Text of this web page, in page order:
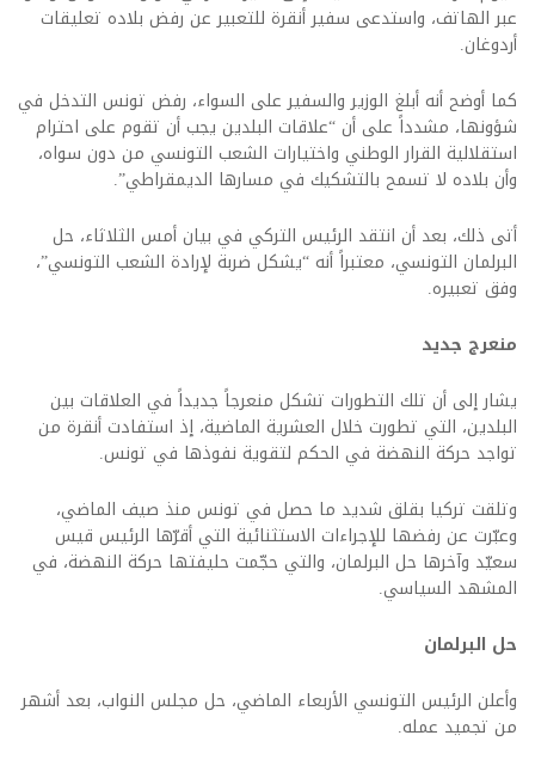
عبر الهاتف، واستدعى سفير أنقرة للتعبير عن رفض بلاده تعليقات
أردوغان.
كما أوضح أنه أبلغ الوزير والسفير على السواء، رفض تونس التدخل في
شؤونها، مشدداً على أن “علاقات البلدين يجب أن تقوم على احترام
استقلالية القرار الوطني واختيارات الشعب التونسي من دون سواه،
وأن بلاده لا تسمح بالتشكيك في مسارها الديمقراطي”.
أتى ذلك، بعد أن انتقد الرئيس التركي في بيان أمس الثلاثاء، حل
البرلمان التونسي، معتبراً أنه “يشكل ضربة لإرادة الشعب التونسي”،
وفق تعبيره.
منعرج جديد
يشار إلى أن تلك التطورات تشكل منعرجاً جديداً في العلاقات بين
البلدين، التي تطورت خلال العشرية الماضية، إذ استفادت أنقرة من
تواجد حركة النهضة في الحكم لتقوية نفوذها في تونس.
وتلقت تركيا بقلق شديد ما حصل في تونس منذ صيف الماضي،
وعبّرت عن رفضها للإجراءات الاستثنائية التي أقرّها الرئيس قيس
سعيّد وآخرها حل البرلمان، والتي حجّمت حليفتها حركة النهضة، في
المشهد السياسي.
حل البرلمان
وأعلن الرئيس التونسي الأربعاء الماضي، حل مجلس النواب، بعد أشهر
من تجميد عمله.